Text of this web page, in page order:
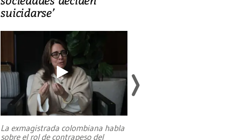
suicidarse’
La exmagistrada colombiana habla
sobre el rol de contrapeso del